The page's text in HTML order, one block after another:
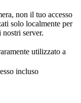
non il tuo accesso
solo localmente per
server.
utilizzato a
incluso